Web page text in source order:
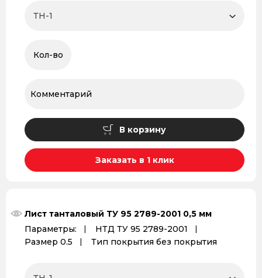
В корзину
Заказать в 1 клик
Лист танталовый ТУ 95 2789-2001 0,5 мм
Параметры:
НТД ТУ 95 2789-2001
Размер 0.5
Тип покрытия без покрытия